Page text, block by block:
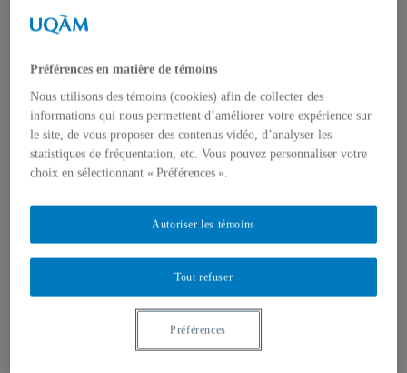
Conflits multidimensionnels
Chercheur-e-s
Tou-te-s les chercheur-e-s
États-Unis
Centre FrancoPaix
Géopolitique
Moyen-Orient et Afrique du Nord
Conflits multidimensionnels
Toutes les publications
Conflits multidimensionnels
Formation
Conférences personnalisées
Bourses et stages
Écoles d’été
Préférences en matière de témoins
Nous utilisons des témoins (cookies) afin de collecter des
informations qui nous permettent d’améliorer votre expérience sur
le site, de vous proposer des contenus vidéo, d’analyser les
statistiques de fréquentation, etc. Vous pouvez personnaliser votre
choix en sélectionnant « Préférences ».
Tout refuser
Autoriser les témoins
Préférences